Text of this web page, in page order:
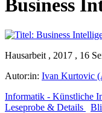
Business
Hausarbeit , 2017 , 16
Autor:in: Ivan Kurtovic
Informatik - Künstliche
Leseprobe & Details